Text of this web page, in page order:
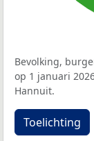
Bevolking,
op 1 januari
Hannuit.
Toelichting